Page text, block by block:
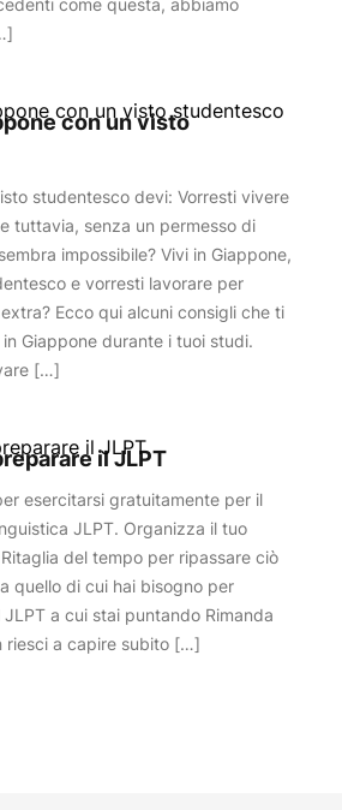
come questa, abbiamo
con un visto
studentesco devi: Vorresti vivere
tuttavia, senza un permesso di
impossibile? Vivi in Giappone,
e vorresti lavorare per
Ecco qui alcuni consigli che ti
Giappone durante i tuoi studi.
[…]
il JLPT
esercitarsi gratuitamente per il
JLPT. Organizza il tuo
del tempo per ripassare ciò
quello di cui hai bisogno per
a cui stai puntando Rimanda
riesci a capire subito […]